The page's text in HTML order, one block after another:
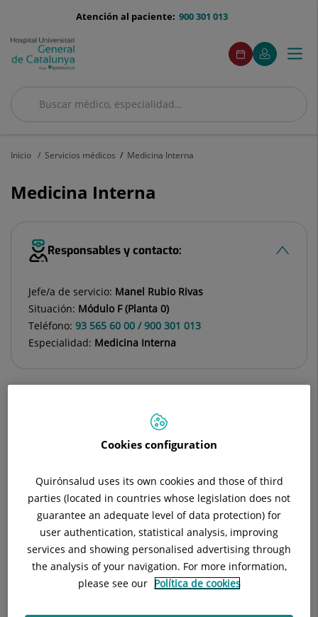
menu-
900 301 013
Atención al paciente:
Buscar
Buscar
menuAcceso
Pedir
cita
Este
enlace
se
en
Mi
Quirónsalud
Este
enlace
se
en
ventana
Menú
Inicio Servicios médicos Medicina Interna
Medicina Interna
Responsables y contacto:
Jefe/a de servicio: Manel Rubio Rivas
Situación: Módulo F (Planta 0)
Teléfono: 93 565 60 00 / 900 301 013
Especialidad: Medicina Interna
Equipo Médico
Consulta la información completa
en la web de Quirónsalud.
La medicina Interna es la especialidad clínica por excelencia.
Cookies configuration
Quirónsalud uses its own cookies and those of third
parties (located in countries whose legislation does not
guarantee an adequate level of data protection) for
user authentication, statistical analysis, improving
services and showing personalised advertising through
the analysis of your navigation. For more information,
please see our Política de cookies